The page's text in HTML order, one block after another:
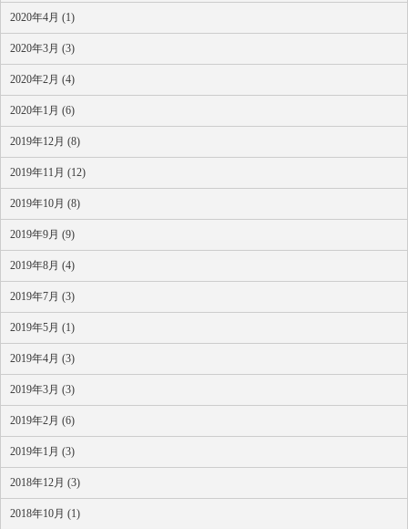
2020年4月 (1)
2020年3月 (3)
2020年2月 (4)
2020年1月 (6)
2019年12月 (8)
2019年11月 (12)
2019年10月 (8)
2019年9月 (9)
2019年8月 (4)
2019年7月 (3)
2019年5月 (1)
2019年4月 (3)
2019年3月 (3)
2019年2月 (6)
2019年1月 (3)
2018年12月 (3)
2018年10月 (1)